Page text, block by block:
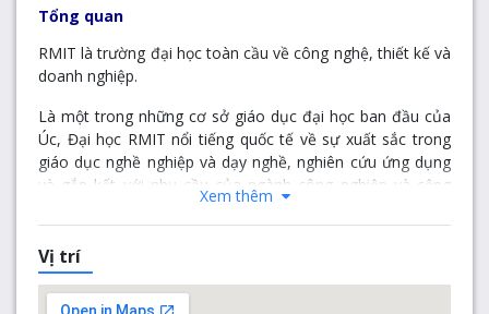
Tổng quan
RMIT là trường đại học toàn cầu về công nghệ, thiết kế và
doanh nghiệp.
Là một trong những cơ sở giáo dục đại học ban đầu của
Úc, Đại học RMIT nổi tiếng quốc tế về sự xuất sắc trong
giáo dục nghề nghiệp và dạy nghề, nghiên cứu ứng dụng
và gắn kết với nhu cầu của ngành công nghiệp và cộng
RMIT là trường hàng đầu thế giới về Nghệ thuật và Thiết
kế; Ngành kiến trúc; Giáo dục; Kỹ thuật; Sự phát triển;
Khoa học Máy tính và Hệ thống Thông tin; Kinh doanh và
Xem thêm
Vị trí